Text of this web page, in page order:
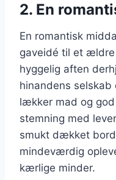
2. En
En romantisk
gaveidé til et ældre
hyggelig aften
hinandens
lækker mad og
stemning med
smukt dækket
mindeværdig
kærlige minder.